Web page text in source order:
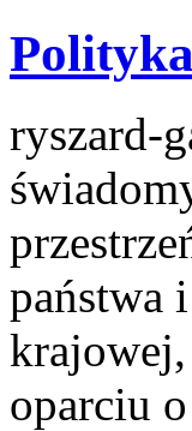
ryszard-
państwa
krajowej,
oparciu